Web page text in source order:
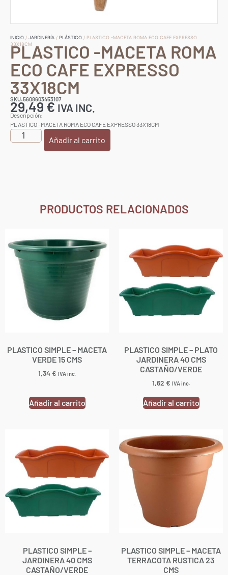
INICIO / JARDINERÍA / PLÁSTICO / PLASTICO -MACETA ROMA ECO CAFE EXPRESSO
33X18CM
PLASTICO -MACETA ROMA
ECO CAFE EXPRESSO
33X18CM
SKU:5608603453107
29,49€ IVA INC.
Descripción:
PLASTICO -MACETA ROMA ECO CAFE EXPRESSO 33X18CM
Añadir al carrito
PRODUCTOS RELACIONADOS
PLASTICO SIMPLE – MACETA
VERDE 15 CMS
1,34€ IVA inc.
Añadir al carrito
PLASTICO SIMPLE – PLATO
JARDINERA 40 CMS
CASTAÑO/VERDE
1,62 € IVA inc.
Añadir al carrito
PLASTICO SIMPLE –
JARDINERA 40 CMS
CASTAÑO/VERDE
PLASTICO SIMPLE – MACETA
TERRACOTA RUSTICA 23
CMS